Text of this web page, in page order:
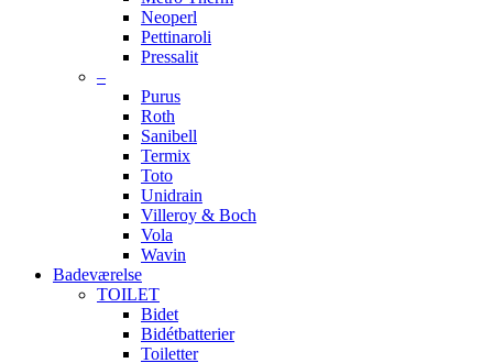
Neoperl
Pettinaroli
Pressalit
–
Purus
Roth
Sanibell
Termix
Toto
Unidrain
Villeroy & Boch
Vola
Wavin
Badeværelse
TOILET
Bidet
Bidétbatterier
Toiletter